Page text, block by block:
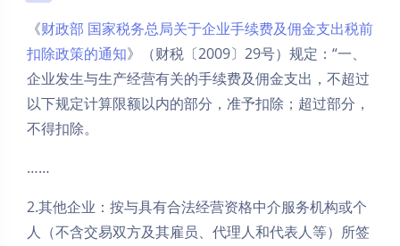
《财政部 国家税务总局关于企业手续费及佣金支出税前
扣除政策的通知》（财税〔2009〕29号）规定：“一、
企业发生与生产经营有关的手续费及佣金支出，不超过
以下规定计算限额以内的部分，准予扣除；超过部分，
不得扣除。
……
2.其他企业：按与具有合法经营资格中介服务机构或个
人（不含交易双方及其雇员、代理人和代表人等）所签